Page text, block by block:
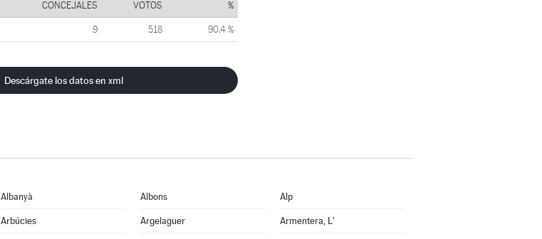
CONCEJALES VOTOS %
9 518 90,4 %
Descárgate los datos en xml
Albanyà Albons Alp
Arbúcies Argelaguer Armentera, L'